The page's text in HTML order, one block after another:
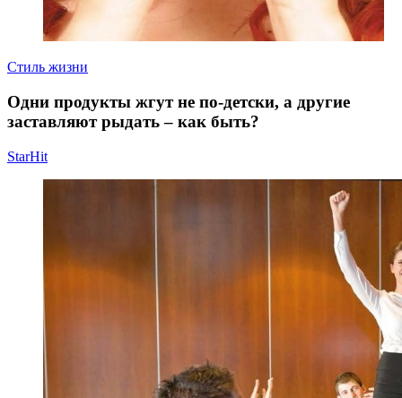
Стиль жизни
Одни продукты жгут не по-детски, а другие
заставляют рыдать – как быть?
StarHit